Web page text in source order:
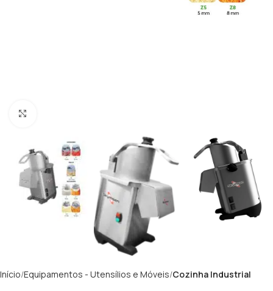
Início Equipamentos - Utensílios e Móveis Cozinha Industrial